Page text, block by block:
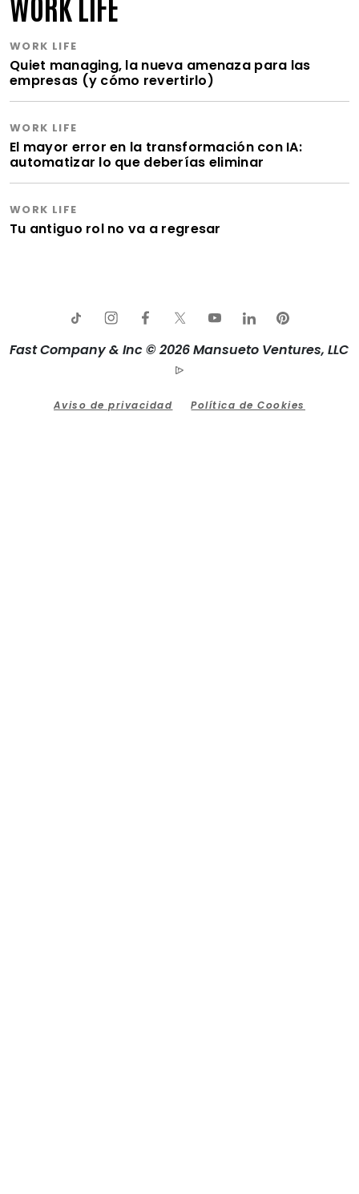
WORK LIFE
Quiet managing, la nueva amenaza para las
empresas (y cómo revertirlo)
WORK LIFE
El mayor error en la transformación con IA:
automatizar lo que deberías eliminar
WORK LIFE
Tu antiguo rol no va a regresar
Fast Company & Inc © 2026 Mansueto Ventures, LLC
Aviso de privacidad Política de Cookies